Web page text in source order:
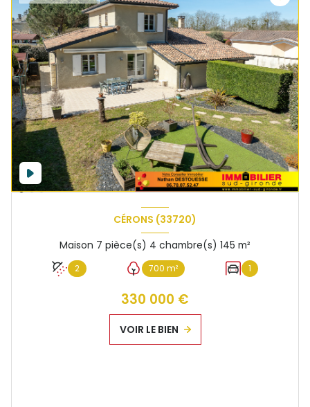
CÉRONS (33720)
Maison 7 pièce(s) 4 chambre(s) 145 m²
2 700 m² 1
330 000 €
VOIR LE BIEN